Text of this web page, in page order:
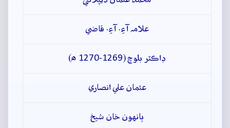
علامہ آءِ. آءِ. قاضي
ڊاڪٽر بلوچ (1269-1270 ھ)
عثمان علي انصاري
ٻانهون خان شيخ